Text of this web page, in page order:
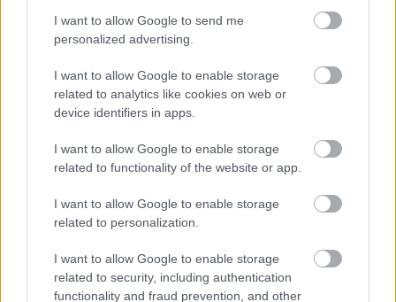
I want to allow Google to send me
personalized advertising.
I want to allow Google to enable storage
related to analytics like cookies on web or
device identifiers in apps.
I want to allow Google to enable storage
related to functionality of the website or app.
I want to allow Google to enable storage
related to personalization.
I want to allow Google to enable storage
related to security, including authentication
functionality and fraud prevention, and other